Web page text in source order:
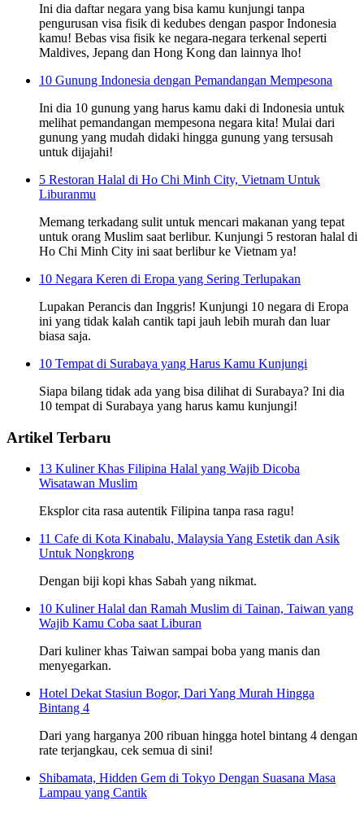
Ini dia daftar negara yang bisa kamu kunjungi tanpa
pengurusan visa fisik di kedubes dengan paspor Indonesia
kamu! Bebas visa fisik ke negara-negara terkenal seperti
Maldives, Jepang dan Hong Kong dan lainnya lho!
10 Gunung Indonesia dengan Pemandangan Mempesona
Ini dia 10 gunung yang harus kamu daki di Indonesia untuk
melihat pemandangan mempesona negara kita! Mulai dari
gunung yang mudah didaki hingga gunung yang tersusah
untuk dijajahi!
5 Restoran Halal di Ho Chi Minh City, Vietnam Untuk
Liburanmu
Memang terkadang sulit untuk mencari makanan yang tepat
untuk orang Muslim saat berlibur. Kunjungi 5 restoran halal di
Ho Chi Minh City ini saat berlibur ke Vietnam ya!
10 Negara Keren di Eropa yang Sering Terlupakan
Lupakan Perancis dan Inggris! Kunjungi 10 negara di Eropa
ini yang tidak kalah cantik tapi jauh lebih murah dan luar
biasa saja.
10 Tempat di Surabaya yang Harus Kamu Kunjungi
Siapa bilang tidak ada yang bisa dilihat di Surabaya? Ini dia
10 tempat di Surabaya yang harus kamu kunjungi!
Artikel Terbaru
13 Kuliner Khas Filipina Halal yang Wajib Dicoba
Wisatawan Muslim
Eksplor cita rasa autentik Filipina tanpa rasa ragu!
11 Cafe di Kota Kinabalu, Malaysia Yang Estetik dan Asik
Untuk Nongkrong
Dengan biji kopi khas Sabah yang nikmat.
10 Kuliner Halal dan Ramah Muslim di Tainan, Taiwan yang
Wajib Kamu Coba saat Liburan
Dari kuliner khas Taiwan sampai boba yang manis dan
menyegarkan.
Hotel Dekat Stasiun Bogor, Dari Yang Murah Hingga
Bintang 4
Dari yang harganya 200 ribuan hingga hotel bintang 4 dengan
rate terjangkau, cek semua di sini!
Shibamata, Hidden Gem di Tokyo Dengan Suasana Masa
Lampau yang Cantik